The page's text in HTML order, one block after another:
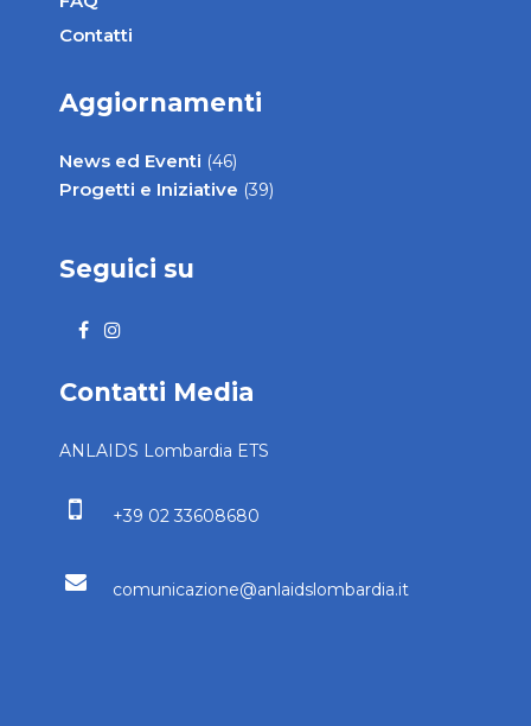
Chi Siamo
Partner
Aggiornamenti
Progetti e Iniziative(39)
Contatti Media